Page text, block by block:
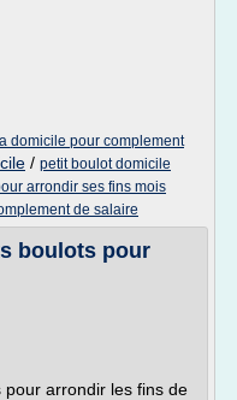
domicile pour complement
/ petit boulot domicile
arrondir ses fins mois
de salaire
boulots pour
pour arrondir les fins de